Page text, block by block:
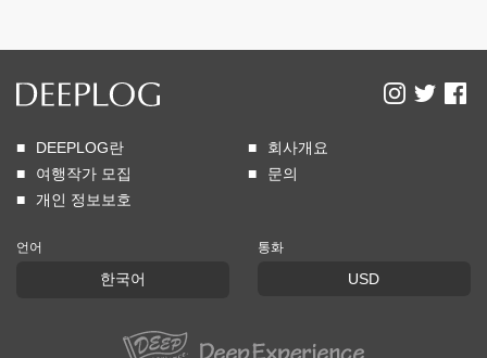
DEEPLOG란
회사개요
여행작가 모집
문의
개인 정보보호
언어
한국어
통화
USD